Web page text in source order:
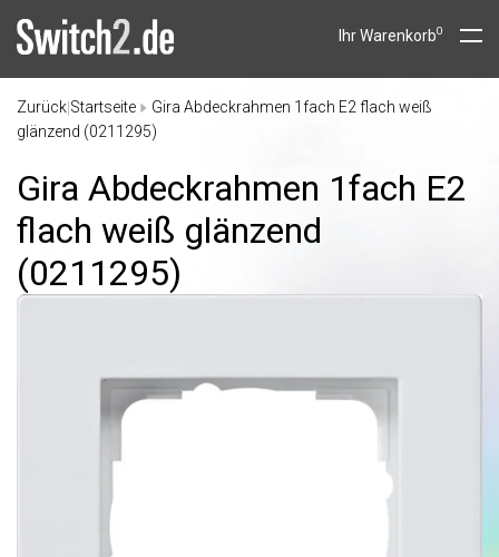
Ihr Warenkorb0
Zurück Startseite
Gira Abdeckrahmen 1fach E2 flach weiß
glänzend (0211295)
Gira Abdeckrahmen 1fach E2
flach weiß glänzend
(0211295)